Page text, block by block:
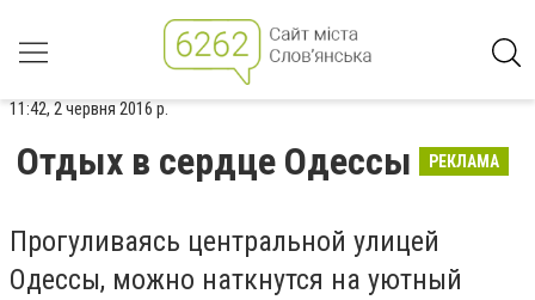
11:42, 2 червня 2016 р.
Отдых в сердце Одессы РЕКЛАМА
Прогуливаясь центральной улицей
Одессы, можно наткнутся на уютный